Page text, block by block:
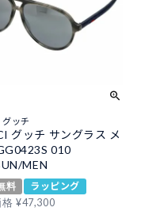
ッチ
グッチ サングラス メ
010
MEN
料
ラッピング
格 ¥47,300